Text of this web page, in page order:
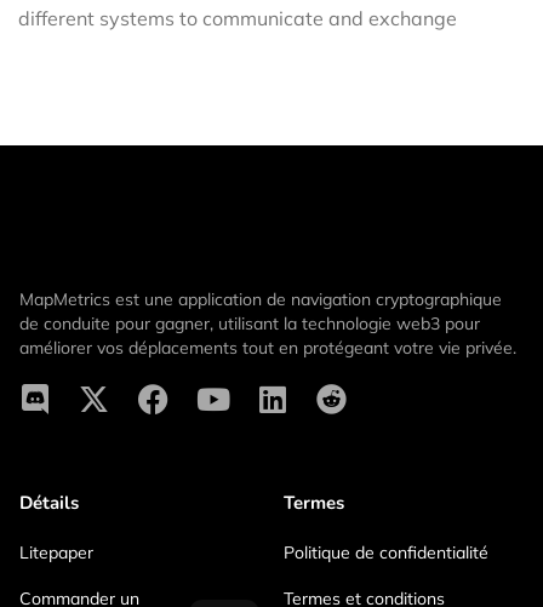
different systems to communicate and exchange
MapMetrics est une application de navigation cryptographique
de conduite pour gagner, utilisant la technologie web3 pour
améliorer vos déplacements tout en protégeant votre vie privée.
Détails
Litepaper
Commander un
Termes
Politique de confidentialité
Termes et conditions